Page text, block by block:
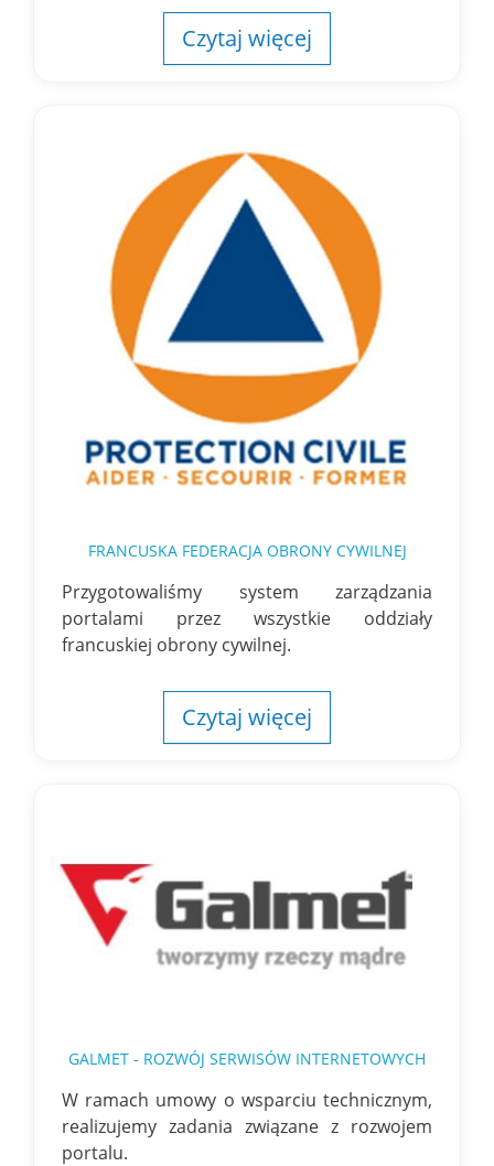
Czytaj więcej
FRANCUSKA FEDERACJA OBRONY CYWILNEJ
Przygotowaliśmy system zarządzania
portalami przez wszystkie oddziały
francuskiej obrony cywilnej.
Czytaj więcej
GALMET - ROZWÓJ SERWISÓW INTERNETOWYCH
W ramach umowy o wsparciu technicznym,
realizujemy zadania związane z rozwojem
portalu.